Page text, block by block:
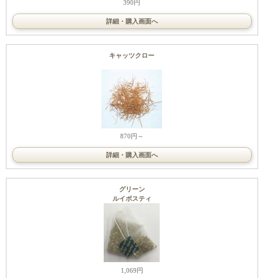
390円
詳細・購入画面へ
キャッツクロー
870円～
詳細・購入画面へ
グリーン
ルイボスティ
1,069円